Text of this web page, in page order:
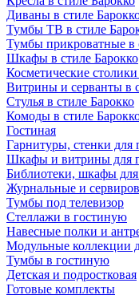
Диваны в стиле
Тумбы ТВ в стиле
Тумбы прикроватные в
Шкафы в стиле Барокко
Косметические
Витрины и серванты в
Стулья в стиле Барокко
Комоды в стиле
Гостиная
Гарнитуры, стенки для
Шкафы и витрины для
Библиотеки, шкафы
Журнальные и
Тумбы под телевизор
Стеллажи в гостиную
Навесные полки и
Модульные коллекции
Тумбы в гостиную
Детская и подростковая
Готовые комплекты